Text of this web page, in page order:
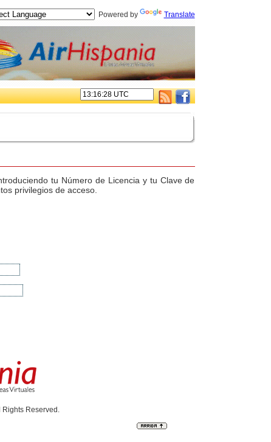
Powered by Translate
tu Número de Licencia y tu Clave de
privilegios de acceso.
Reserved.